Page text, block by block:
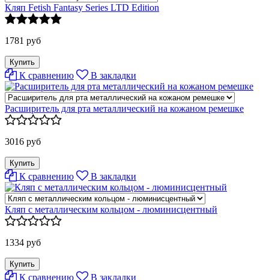
Кляп Fetish Fantasy Series LTD Edition
1781 руб
К сравнению В закладки
Расширитель для рта металлический на кожаном ремешке
3016 руб
К сравнению В закладки
Кляп с металлическим кольцом - люминисцентный
1334 руб
К сравнению В закладки